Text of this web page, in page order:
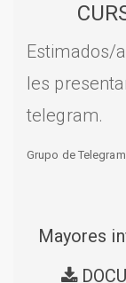
Estimados/
les
telegram.
Grupo de
Mayores